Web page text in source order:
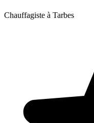
Chauffagiste à Tarbes